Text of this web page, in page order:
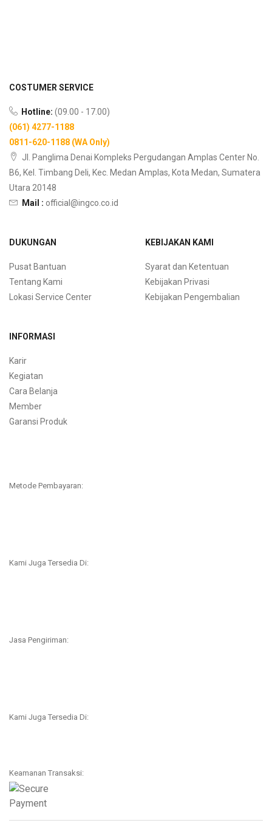
COSTUMER SERVICE
Hotline: (09.00 - 17.00)
(061) 4277-1188
0811-620-1188 (WA Only)
Jl. Panglima Denai Kompleks Pergudangan Amplas Center No.
B6, Kel. Timbang Deli, Kec. Medan Amplas, Kota Medan, Sumatera
Utara 20148
Mail : official@ingco.co.id
DUKUNGAN
Pusat Bantuan
Tentang Kami
Lokasi Service Center
KEBIJAKAN KAMI
Syarat dan Ketentuan
Kebijakan Privasi
Kebijakan Pengembalian
INFORMASI
Karir
Kegiatan
Cara Belanja
Member
Garansi Produk
Metode Pembayaran:
Kami Juga Tersedia Di:
Jasa Pengiriman:
Kami Juga Tersedia Di:
Keamanan Transaksi: